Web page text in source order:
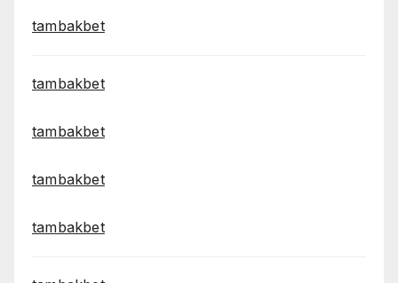
tambakbet
tambakbet
tambakbet
tambakbet
tambakbet